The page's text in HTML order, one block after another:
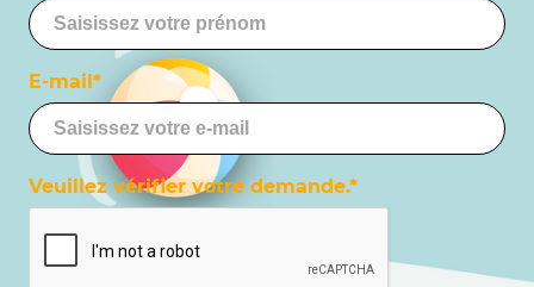
E-mail*
Veuillez vérifier votre demande.*